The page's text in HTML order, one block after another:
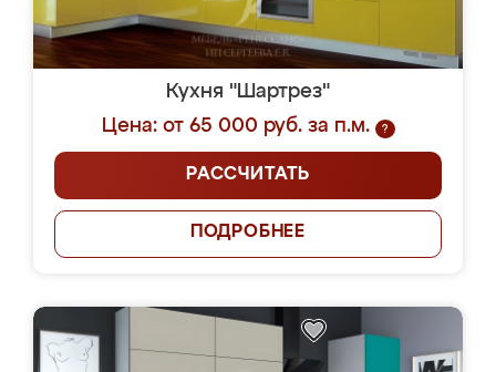
Кухня "Шартрез"
Цена: от 65 000 руб. за п.м.
?
РАССЧИТАТЬ
ПОДРОБНЕЕ